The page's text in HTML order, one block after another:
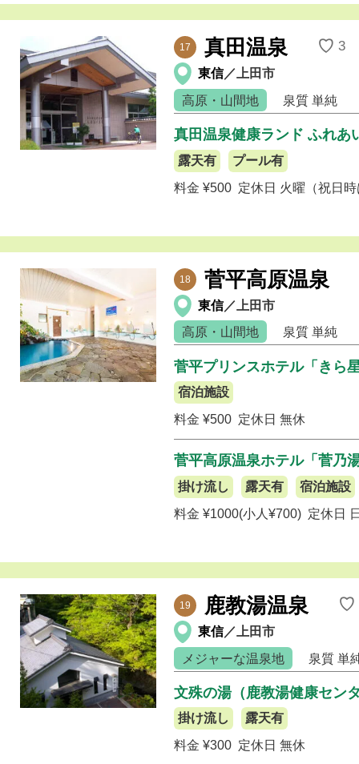
17 真田温泉 ♡ 3
東信／上田市
高原・山間地
泉質単純
真田温泉健康ランド ふれあ
露天有
プール有
料金 ¥500 定休日 火曜（祝日
18 菅平高原温泉
東信／上田市
高原・山間地
泉質単純
菅平プリンスホテル「きら
宿泊施設
料金 ¥500 定休日 無休
菅平高原温泉ホテル「菅乃
掛け流し 露天有
宿泊施設
料金 ¥1000(小人¥700) 定休日
19 鹿教湯温泉 ♡
東信／上田市
メジャーな温泉地
泉質単
文殊の湯（鹿教湯健康セン
掛け流し
露天有
料金 ¥300 定休日 無休